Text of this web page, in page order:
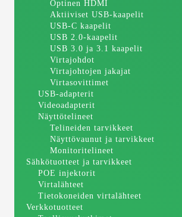
Optinen HDMI
Aktiiviset USB-kaapelit
USB-C kaapelit
USB 2.0-kaapelit
USB 3.0 ja 3.1 kaapelit
Virtajohdot
Virtajohtojen jakajat
Virtasovittimet
USB-adapterit
Videoadapterit
Näyttötelineet
Telineiden tarvikkeet
Näyttövaunut ja tarvikkeet
Monitoritelineet
Sähkötuotteet ja tarvikkeet
POE injektorit
Virtalähteet
Tietokoneiden virtalähteet
Verkkotuotteet